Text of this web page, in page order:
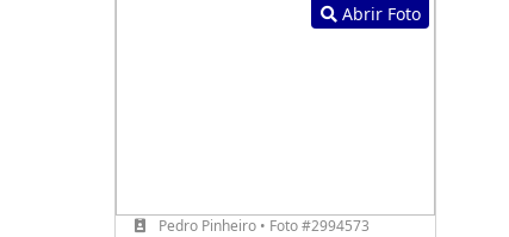
Abrir Foto
Pedro Pinheiro • Foto #2994573